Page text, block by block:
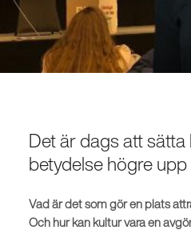
Det är dags att sätta
betydelse högre
Vad är det som gör en plats
Och hur kan kultur vara en